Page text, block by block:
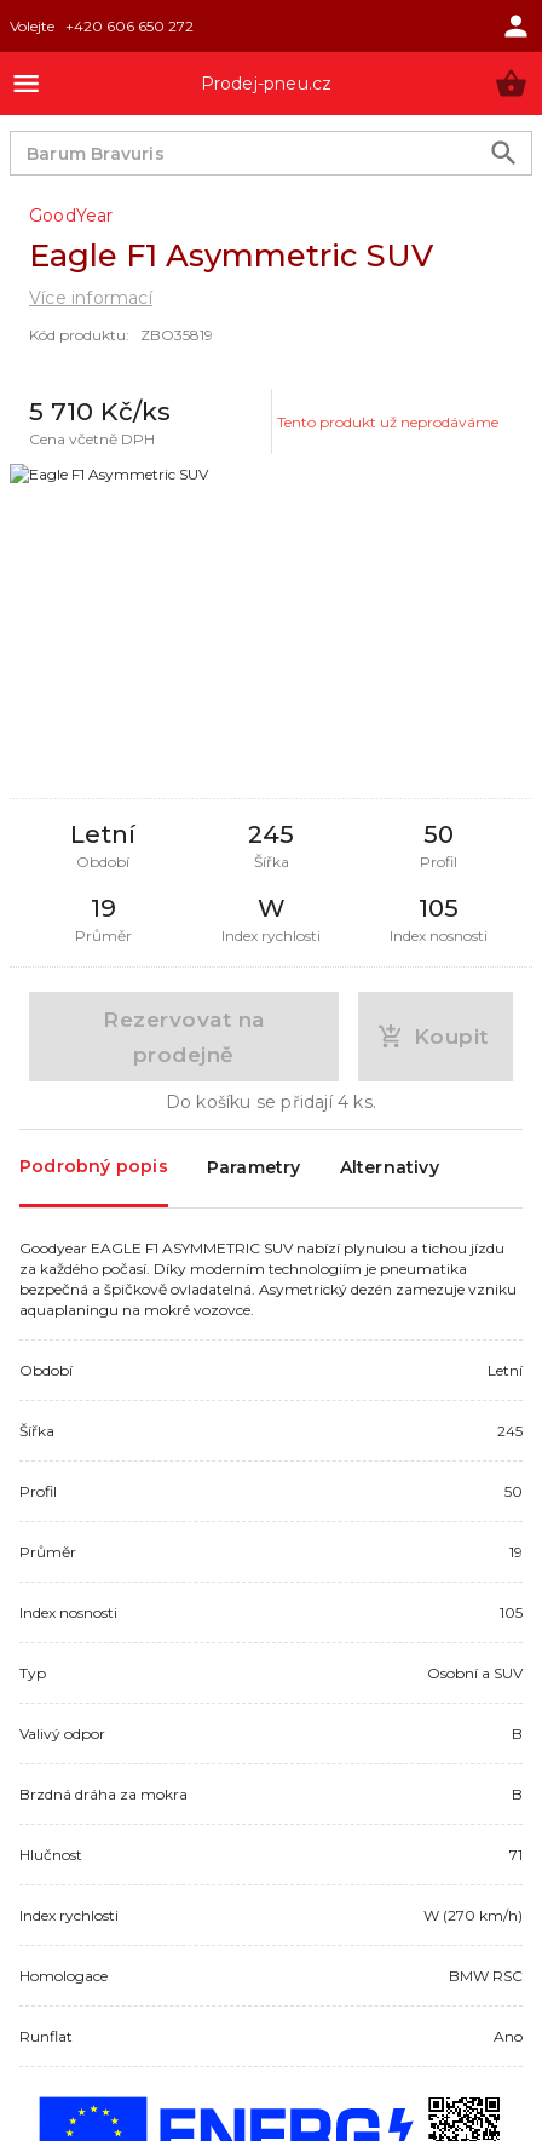
Volejte +420 606 650 272
Prodej-pneu.cz
GoodYear
Eagle F1 Asymmetric SUV
Kód produktu: ZBO35819
5 710 Kč/ks
Cena včetně DPH
Tento produkt už neprodáváme
Letní
Období
245
Šířka
50
Profil
19
Průměr
W
Index rychlosti
105
Index nosnosti
Více informací
Rezervovat na
prodejně
Koupit
Do košíku se přidají4 ks.
Podrobný popis Parametry Alternativy
Goodyear EAGLE F1 ASYMMETRIC SUV nabízí plynulou a tichou jízdu
za každého počasí. Díky moderním technologiím je pneumatika
bezpečná a špičkově ovladatelná. Asymetrický dezén zamezuje vzniku
aquaplaningu na mokré vozovce.
Období Letní
Šířka 245
Profil 50
Průměr 19
Index nosnosti 105
Typ Osobní a SUV
Valivý odpor B
Brzdná dráha za mokra B
Hlučnost 71
Index rychlosti W (270 km/h)
Homologace BMW RSC
Runflat Ano